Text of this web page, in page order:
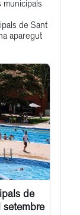
Profile
municipals
de Sant
aparegut
de
setembre